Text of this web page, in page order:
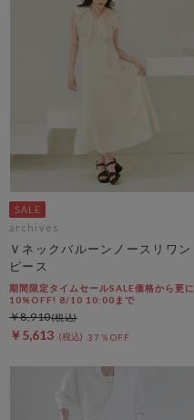
archives
Ｖネックバルーンノースリワン
ピース
期間限定タイムセールSALE価格から更に
10%OFF! 8/10 10:00まで
￥5,613 37％OFF
￥8,910